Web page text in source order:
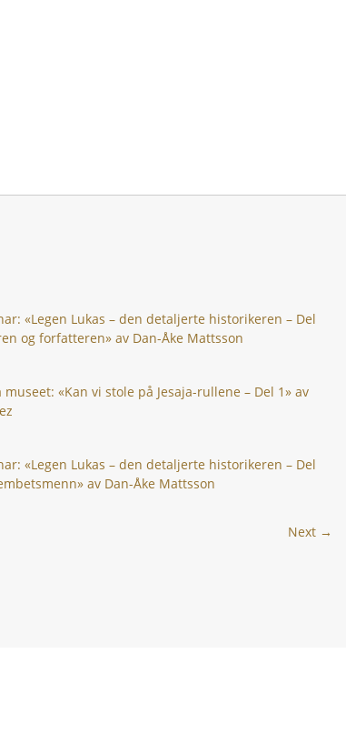
«Legen Lukas – den detaljerte historikeren – Del
og forfatteren» av Dan-Åke Mattsson
museet: «Kan vi stole på Jesaja-rullene – Del 1» av
«Legen Lukas – den detaljerte historikeren – Del
av Dan-Åke Mattsson
Next →